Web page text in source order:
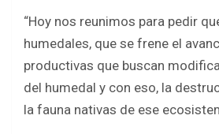
“Hoy nos reunimos para pedir
humedales, que se frene el
productivas que buscan
del humedal y con eso, la
la fauna nativas de ese